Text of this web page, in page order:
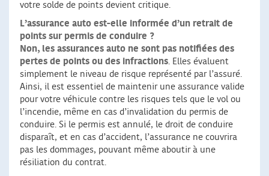
votre solde de points devient critique.
L’assurance auto est-elle informée d’un retrait de
points sur permis de conduire ?
Non, les assurances auto ne sont pas notifiées des
pertes de points ou des infractions. Elles évaluent
simplement le niveau de risque représenté par l’assuré.
Ainsi, il est essentiel de maintenir une assurance valide
pour votre véhicule contre les risques tels que le vol ou
l’incendie, même en cas d’invalidation du permis de
conduire. Si le permis est annulé, le droit de conduire
disparaît, et en cas d’accident, l’assurance ne couvrira
pas les dommages, pouvant même aboutir à une
résiliation du contrat.